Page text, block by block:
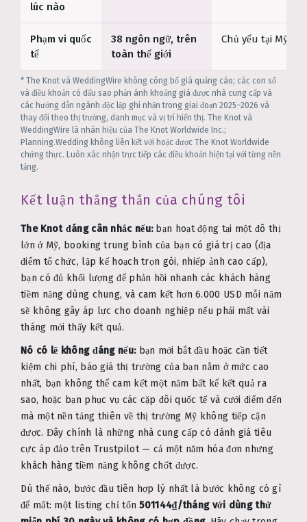
lúc nào
Phạm vi quốc
tế
38 ngôn ngữ, trên
toàn thế giới
Chủ yếu tại Mỹ
* The Knot và WeddingWire không công bố giá quảng cáo; các con số
và điều khoản có dấu sao phản ánh khoảng giá được nhà cung cấp và
các hướng dẫn ngành độc lập ghi nhận trong giai đoạn 2025–2026 và
thay đổi theo thị trường, danh mục và vị trí hiển thị. The Knot và
WeddingWire là nhãn hiệu của The Knot Worldwide Inc.;
Planning.Wedding không liên kết với hoặc được The Knot Worldwide
chứng thực. Luôn xác nhận trực tiếp các điều khoản hiện tại với từng nền
tảng.
Kết luận thẳng thắn của chúng tôi
The Knot đáng cân nhắc nếu:bạn hoạt động tại một đô thị
lớn ở Mỹ, booking trung bình của bạn có giá trị cao (địa
điểm tổ chức, lập kế hoạch trọn gói, nhiếp ảnh cao cấp),
bạn có đủ khối lượng để phản hồi nhanh các khách hàng
tiềm năng dùng chung, và cam kết hơn 6.000 USD mỗi năm
sẽ không gây áp lực cho doanh nghiệp nếu phải mất vài
tháng mới thấy kết quả.
Nó có lẽ không đáng nếu:bạn mới bắt đầu hoặc cần tiết
kiệm chi phí, báo giá thị trường của bạn nằm ở mức cao
nhất, bạn không thể cam kết một năm bất kể kết quả ra
sao, hoặc bạn phục vụ các cặp đôi quốc tế và cưới điểm đến
mà một nền tảng thiên về thị trường Mỹ không tiếp cận
được. Đây chính là những nhà cung cấp có đánh giá tiêu
cực áp đảo trên Trustpilot — cả một năm hóa đơn nhưng
khách hàng tiềm năng không chốt được.
Dù thế nào, bước đầu tiên hợp lý nhất là bước không có gì
để mất: một listing chỉ tốn501144₫/tháng với dùng thử